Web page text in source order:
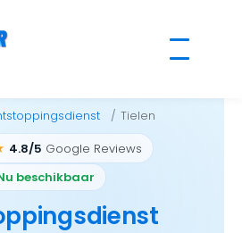
Tielen
4.8/5 Google Reviews
beschikbaar